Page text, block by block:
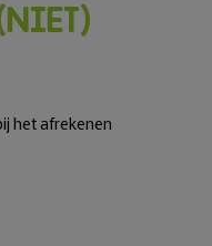
het afrekenen